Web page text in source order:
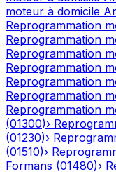
moteur à domicile
Reprogrammation
Reprogrammation
Reprogrammation
Reprogrammation
Reprogrammation
Reprogrammation
Reprogrammation
(01300)›
(01230)›
(01510)›
Formans (01480)›